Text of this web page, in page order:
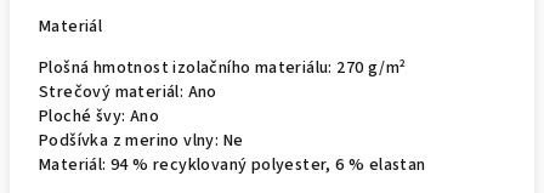
Materiál
Plošná hmotnost izolačního materiálu: 270 g/m²
Strečový materiál: Ano
Ploché švy: Ano
Podšívka z merino vlny: Ne
Materiál:94 % recyklovaný polyester, 6 % elastan